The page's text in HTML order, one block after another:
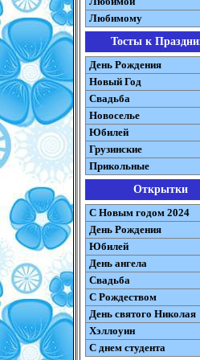
Любимому
Тосты к
День Рождения
Новый Год
Свадьба
Новоселье
Юбилей
Грузинские
Прикольные
Открытки
С Новым годом 2024
День Рождения
Юбилей
День ангела
Свадьба
С Рождеством
День святого Николая
Хэллоуин
С днем студента